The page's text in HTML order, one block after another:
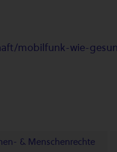
mobilfunk-wie-
& Menschenrechte